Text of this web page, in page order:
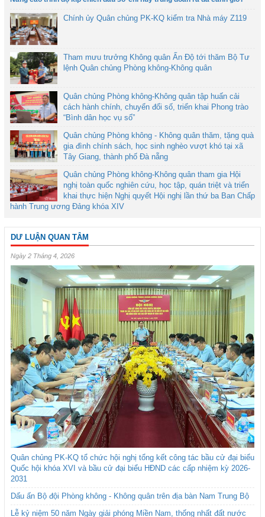
Chính ủy Quân chủng PK-KQ kiểm tra Nhà máy Z119
Tham mưu trưởng Không quân Ấn Độ tới thăm Bộ Tư
lệnh Quân chủng Phòng không-Không quân
Quân chủng Phòng không-Không quân tập huấn cải
cách hành chính, chuyển đổi số, triển khai Phong trào
“Bình dân học vụ số”
Quân chủng Phòng không - Không quân thăm, tặng quà
gia đình chính sách, học sinh nghèo vượt khó tại xã
Tây Giang, thành phố Đà nẵng
Quân chủng Phòng không-Không quân tham gia Hội
nghị toàn quốc nghiên cứu, học tập, quán triệt và triển
khai thực hiện Nghị quyết Hội nghị lần thứ ba Ban Chấp
hành Trung ương Đảng khóa XIV
DƯ LUẬN QUAN TÂM
Ngày 2 Tháng 4, 2026
Quân chủng PK-KQ tổ chức hội nghị tổng kết công tác bầu cử đại biểu
Quốc hội khóa XVI và bầu cử đại biểu HĐND các cấp nhiệm kỳ 2026-
2031
Dấu ấn Bộ đội Phòng không - Không quân trên địa bàn Nam Trung Bộ
Lễ kỷ niệm 50 năm Ngày giải phóng Miền Nam, thống nhất đất nước